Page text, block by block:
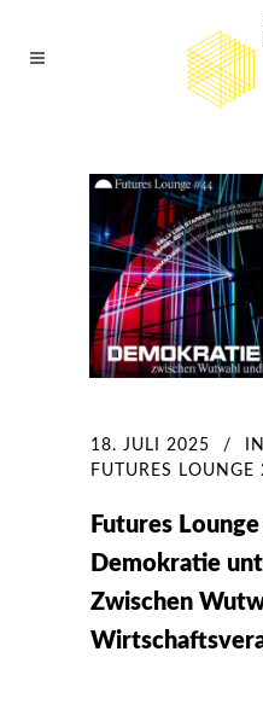
18. JULI 2025 IN
FUTURES LOUNGE
Futures
Demokratie
Zwischen